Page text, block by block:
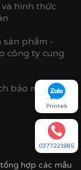
hình thức
sản phẩm -
công ty cung
bảo mật
hợp các mẫu
Printek
0377221985